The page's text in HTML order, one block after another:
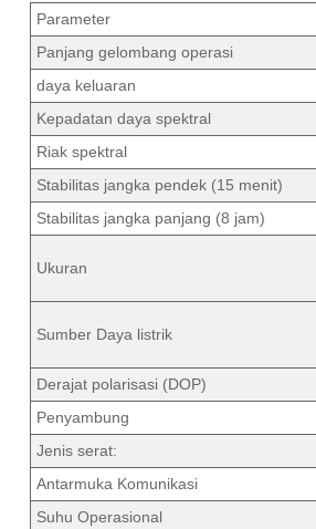
Parameter
Panjang gelombang operasi
daya keluaran
Kepadatan daya spektral
Riak spektral
Stabilitas jangka pendek (15 menit)
Stabilitas jangka panjang (8 jam)
Ukuran
Sumber Daya listrik
Derajat polarisasi (DOP)
Penyambung
Jenis serat:
Antarmuka Komunikasi
Suhu Operasional